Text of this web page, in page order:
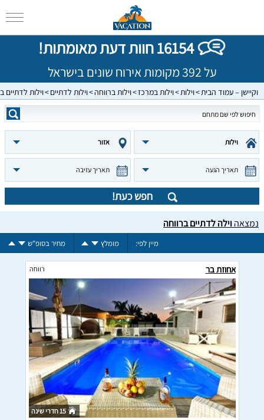
16154 חוות דעת מאומתות!
על 392 מקומות אירוח שונים בישראל
וקיישן – עמוד הבית וילות וילות במרכז וילות ברווחה וילות לדתיים וילות לדתיים
וילות אזור
תאריך הגעה תאריך עזיבה
חפש כעת!
נמצאהוילה לדתיים ברווחה
מיין לפי: מומלץ מחיר בסופ"ש
אחוזת בר רווחה
15 חדרי שינה